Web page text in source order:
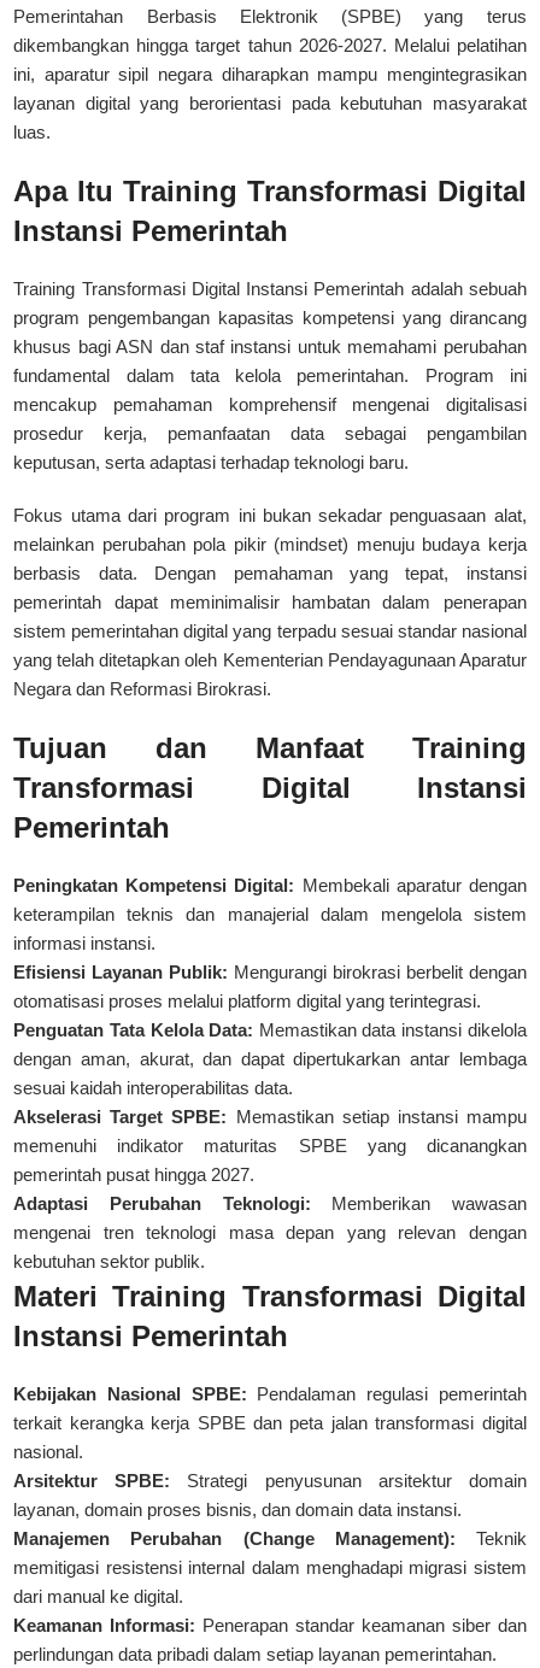
Pemerintahan Berbasis Elektronik (SPBE) yang terus
dikembangkan hingga target tahun 2026-2027. Melalui pelatihan
ini, aparatur sipil negara diharapkan mampu mengintegrasikan
layanan digital yang berorientasi pada kebutuhan masyarakat
luas.
Apa Itu Training Transformasi Digital
Instansi Pemerintah
Training Transformasi Digital Instansi Pemerintah adalah sebuah
program pengembangan kapasitas kompetensi yang dirancang
khusus bagi ASN dan staf instansi untuk memahami perubahan
fundamental dalam tata kelola pemerintahan. Program ini
mencakup pemahaman komprehensif mengenai digitalisasi
prosedur kerja, pemanfaatan data sebagai pengambilan
keputusan, serta adaptasi terhadap teknologi baru.
Fokus utama dari program ini bukan sekadar penguasaan alat,
melainkan perubahan pola pikir (mindset) menuju budaya kerja
berbasis data. Dengan pemahaman yang tepat, instansi
pemerintah dapat meminimalisir hambatan dalam penerapan
sistem pemerintahan digital yang terpadu sesuai standar nasional
yang telah ditetapkan oleh Kementerian Pendayagunaan Aparatur
Negara dan Reformasi Birokrasi.
Tujuan dan Manfaat Training
Transformasi Digital Instansi
Pemerintah
Peningkatan Kompetensi Digital: Membekali aparatur dengan
keterampilan teknis dan manajerial dalam mengelola sistem
informasi instansi.
Efisiensi Layanan Publik: Mengurangi birokrasi berbelit dengan
otomatisasi proses melalui platform digital yang terintegrasi.
Penguatan Tata Kelola Data: Memastikan data instansi dikelola
dengan aman, akurat, dan dapat dipertukarkan antar lembaga
sesuai kaidah interoperabilitas data.
Akselerasi Target SPBE: Memastikan setiap instansi mampu
memenuhi indikator maturitas SPBE yang dicanangkan
pemerintah pusat hingga 2027.
Adaptasi Perubahan Teknologi: Memberikan wawasan
mengenai tren teknologi masa depan yang relevan dengan
kebutuhan sektor publik.
Materi Training Transformasi Digital
Instansi Pemerintah
Kebijakan Nasional SPBE: Pendalaman regulasi pemerintah
terkait kerangka kerja SPBE dan peta jalan transformasi digital
nasional.
Arsitektur SPBE: Strategi penyusunan arsitektur domain
layanan, domain proses bisnis, dan domain data instansi.
Manajemen Perubahan (Change Management): Teknik
memitigasi resistensi internal dalam menghadapi migrasi sistem
dari manual ke digital.
Keamanan Informasi: Penerapan standar keamanan siber dan
perlindungan data pribadi dalam setiap layanan pemerintahan.